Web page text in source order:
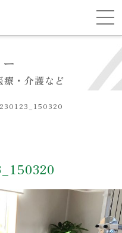
療・介護など